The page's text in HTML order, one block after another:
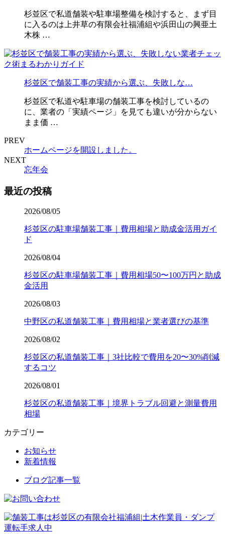
杉並区で私道舗装や駐車場整備を検討すると、まず目
に入るのは上井草の有限会社福浦組や浜田山の興亜土
木株 …
杉並区で舗装工事の実績から選ぶ、失敗しな…
杉並区で私道や駐車場の舗装工事を検討しているの
に、業者の「実績ページ」を見ても違いが分からない
まま価 …
PREV
ホームページを開設しました。
NEXT
忘年会
最近の投稿
2026/08/05
杉並区の駐車場舗装工事｜費用相場と助成金活用ガイ
ド
2026/08/04
杉並区の駐車場舗装工事｜費用相場50〜100万円と助成
金活用
2026/08/03
中野区の私道舗装工事｜費用相場と業者選びの基準
2026/08/02
杉並区の私道舗装工事｜3社比較で費用を20〜30%削減
するコツ
2026/08/01
杉並区の私道舗装工事｜境界トラブル回避と測量費用
相場
カテゴリー
お知らせ
新着情報
ブログ記事一覧